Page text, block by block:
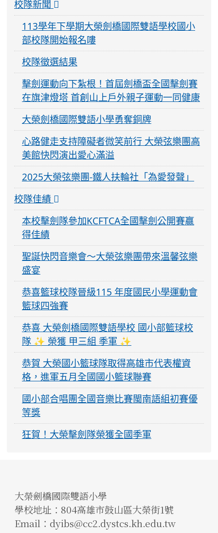
校隊新聞
113學年下學期大榮劍橋國際雙語學校國小
部校隊開始報名嘍
校隊徵選結果
擊劍運動向下紮根！首屆劍橋盃全國擊劍賽
在旗津燈塔 首創山上戶外親子運動一同健康
大榮劍橋國際雙語小學勇奪銅牌
心路健走支持障礙者微笑前行 大榮弦樂團高
美館快閃演出愛心滿溢
2025大榮弦樂團-鐵人扶輪社「為愛發聲」
校隊佳績
本校擊劍隊參加KCFTCA全國擊劍公開賽贏
得佳績
聖誕快閃音樂會～大榮弦樂團帶來溫馨弦樂
盛宴
恭喜籃球校隊晉級115 年度國民小學運動會
籃球四強賽
恭喜 大榮劍橋國際雙語學校 國小部籃球校
隊 ✨ 榮獲 甲三組 季軍 ✨
恭賀 大榮國小籃球隊取得高雄市代表權資
格，進軍五月全國國小籃球聯賽
國小部合唱團全國音樂比賽閩南語組初賽優
等獎
狂賀！大榮擊劍隊榮獲全國季軍
大榮劍橋國際雙語小學
學校地址：804高雄市鼓山區大榮街1號
Email：dyibs@cc2.dystcs.kh.edu.tw